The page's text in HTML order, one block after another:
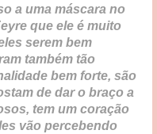
a uma máscara no
que ele é muito
serem bem
também tão
bem forte, são
de dar o braço a
tem um coração
vão percebendo